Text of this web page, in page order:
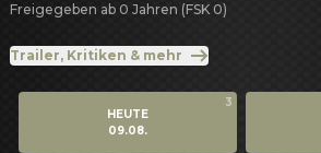
Freigegeben ab 0 Jahren (FSK 0)
Trailer, Kritiken & mehr
3
HEUTE
09.08.